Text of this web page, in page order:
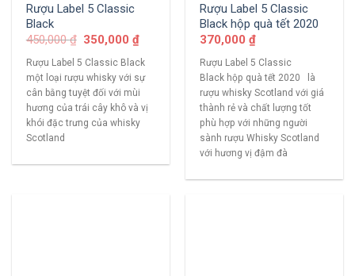
Rượu Label 5 Classic
Black
450,000₫ 350,000₫
Rượu Label 5 Classic Black
một loại rượu whisky với sự
cân bằng tuyệt đối với mùi
hương của trái cây khô và vị
khói đặc trưng của whisky
Scotland
Rượu Label 5 Classic
Black hộp quà tết 2020
370,000 ₫
Rượu Label 5 Classic
Black hộp quà tết 2020 là
rượu whisky Scotland với giá
thành rẻ và chất lượng tốt
phù hợp với những người
sành rượu Whisky Scotland
với hương vị đậm đà